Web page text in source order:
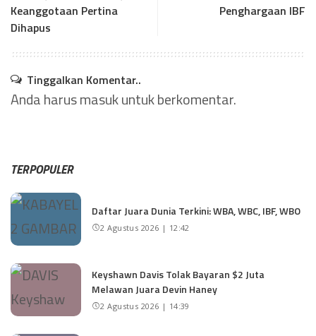
Keanggotaan Pertina
Dihapus
Penghargaan IBF
Tinggalkan Komentar..
Anda harusmasukuntuk berkomentar.
TERPOPULER
Daftar Juara Dunia Terkini: WBA, WBC, IBF, WBO
2 Agustus 2026 | 12:42
Keyshawn Davis Tolak Bayaran $2 Juta
Melawan Juara Devin Haney
2 Agustus 2026 | 14:39